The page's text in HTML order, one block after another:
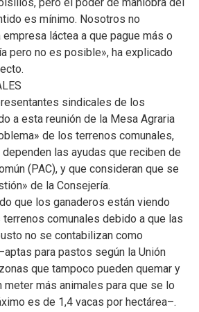
es mínimo. Nosotros no
láctea a que pague más o
pero no es posible», ha explicado
sindicales de los
a esta reunión de la Mesa Agraria
de los terrenos comunales,
las ayudas que reciben de
(PAC), y que consideran que se
de la Consejería.
que los ganaderos están viendo
comunales debido a que las
no se contabilizan como
para pastos según la Unión
que tampoco pueden quemar y
meter más animales para que se lo
es de 1,4 vacas por hectárea–.